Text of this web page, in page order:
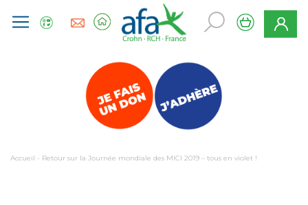
Accueil - Retour sur la Journée mondiale des MICI 2019 – tous en violet !